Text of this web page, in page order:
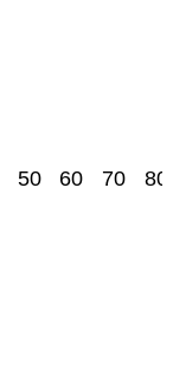
50 60 70 80